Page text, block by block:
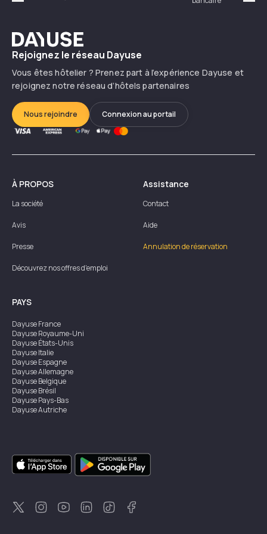
Dayuse
Rejoignez le réseau Dayuse
Vous êtes hôtelier ? Prenez part à l’expérience Dayuse et
rejoignez notre réseau d’hôtels partenaires
Nous rejoindre Connexion au portail
À PROPOS
La société
Avis
Presse
Découvrez nos offres d'emploi
Assistance
Contact
Aide
Annulation de réservation
PAYS
DayuseFrance
DayuseRoyaume-Uni
DayuseÉtats-Unis
DayuseItalie
DayuseEspagne
DayuseAllemagne
DayuseBelgique
DayuseBrésil
DayusePays-Bas
DayuseAutriche
DayuseSingapour
DayuseSuède
DayuseThaïlande
DayuseNouvelle-Zélande
DayuseTurquie